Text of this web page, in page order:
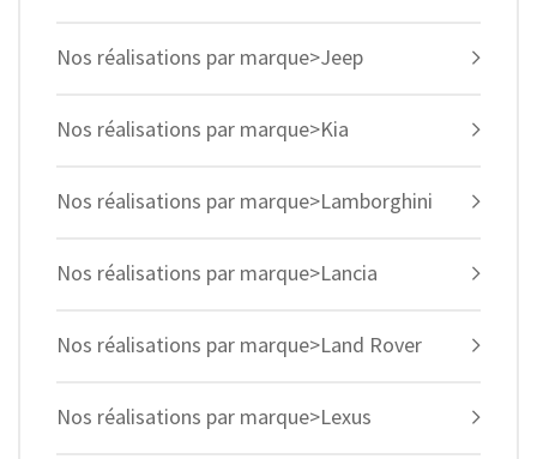
Nos réalisations par marque>Jeep
Nos réalisations par marque>Kia
Nos réalisations par marque>Lamborghini
Nos réalisations par marque>Lancia
Nos réalisations par marque>Land Rover
Nos réalisations par marque>Lexus